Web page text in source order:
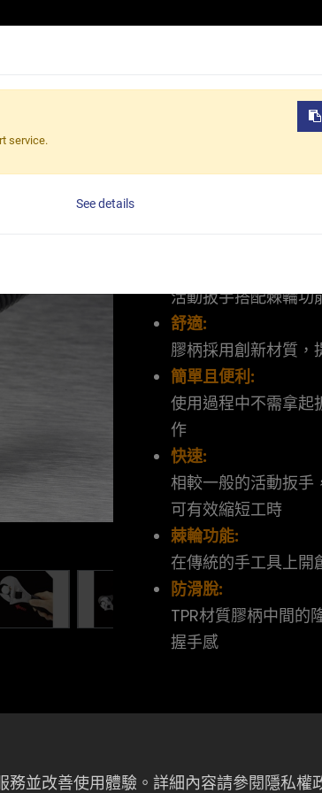
Fas
活動扳手搭配棘輪功
舒適:
膠柄採用創新材質，
簡單且便利:
使用過程中不需拿起
作
快速:
相較一般的活動扳手
可有效縮短工時
棘輪功能:
在傳統的手工具上開
防滑脫:
TPR材質膠柄中間的
握手感
並改善使用體驗。詳細內容請參閱隱私權
service.
See details